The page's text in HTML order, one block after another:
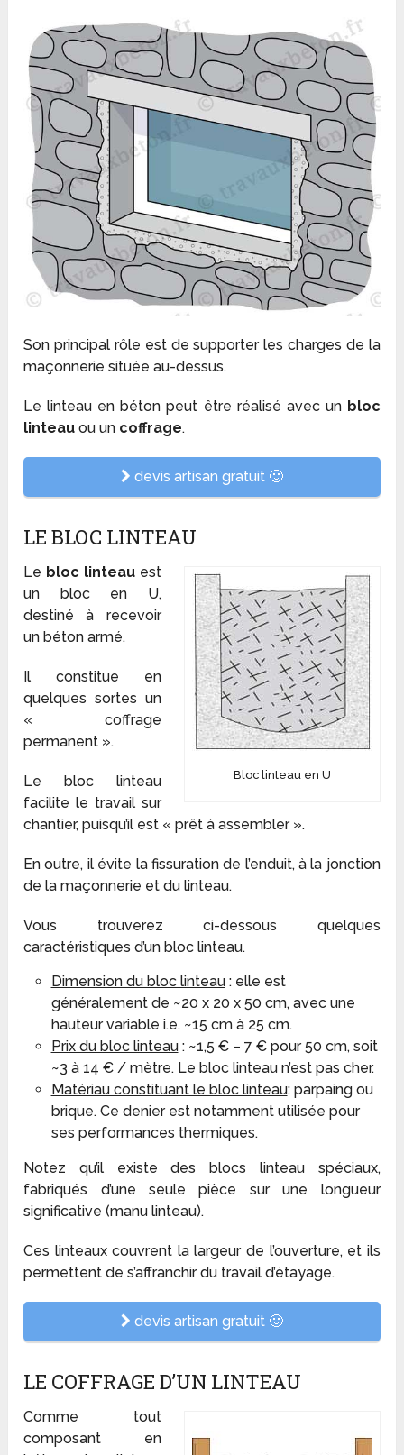
Son principal rôle est de supporter les charges de la
maçonnerie située au-dessus.
Le linteau en béton peut être réalisé avec unbloc
linteau ou un coffrage.
devis artisan gratuit 🙂
LE BLOC LINTEAU
Bloc linteau en U
Le bloc linteauest
un bloc en U,
destiné à recevoir
un béton armé.
Il constitue en
quelques sortes un
« coffrage
permanent ».
Le bloc linteau
facilite le travail sur
chantier, puisqu’il est « prêt à assembler ».
En outre, il évite la fissuration de l’enduit, à la jonction
de la maçonnerie et du linteau.
Vous trouverez ci-dessous quelques
caractéristiques d’un bloc linteau.
Dimension du bloc linteau: elle est
généralement de ~20 x 20 x 50 cm, avec une
hauteur variable i.e. ~15 cm à 25 cm.
Prix du bloc linteau: ~1,5 € – 7 € pour 50 cm, soit
~3 à 14 € / mètre. Le bloc linteau n’est pas cher.
Matériau constituant le bloc linteau: parpaing ou
brique. Ce denier est notamment utilisée pour
ses performances thermiques.
Notez qu’il existe des blocs linteau spéciaux,
fabriqués d’une seule pièce sur une longueur
significative (manu linteau).
Ces linteaux couvrent la largeur de l’ouverture, et ils
permettent de s’affranchir du travail d’étayage.
devis artisan gratuit 🙂
LE COFFRAGE D’UN LINTEAU
Comme tout
composant en